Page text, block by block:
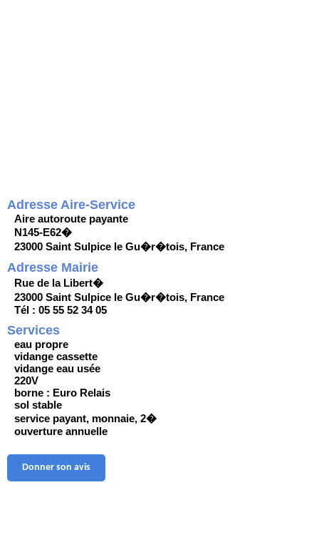
Adresse Aire-Service
Aire autoroute payante
N145-E62�
23000 Saint Sulpice le Gu�r�tois, France
Adresse Mairie
Rue de la Libert�
23000 Saint Sulpice le Gu�r�tois, France
Tél : 05 55 52 34 05
Services
eau propre
vidange cassette
vidange eau usée
220V
borne : Euro Relais
sol stable
service payant, monnaie, 2�
ouverture annuelle
Donner son avis